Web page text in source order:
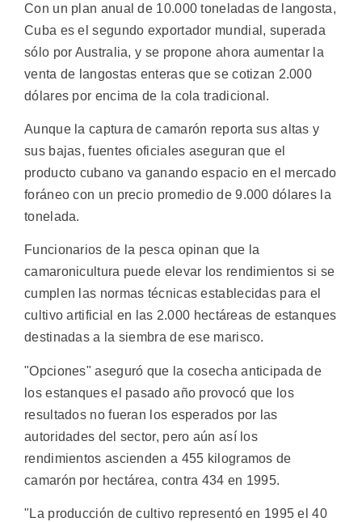
Con un plan anual de 10.000 toneladas de langosta,
Cuba es el segundo exportador mundial, superada
sólo por Australia, y se propone ahora aumentar la
venta de langostas enteras que se cotizan 2.000
dólares por encima de la cola tradicional.
Aunque la captura de camarón reporta sus altas y
sus bajas, fuentes oficiales aseguran que el
producto cubano va ganando espacio en el mercado
foráneo con un precio promedio de 9.000 dólares la
tonelada.
Funcionarios de la pesca opinan que la
camaronicultura puede elevar los rendimientos si se
cumplen las normas técnicas establecidas para el
cultivo artificial en las 2.000 hectáreas de estanques
destinadas a la siembra de ese marisco.
"Opciones" aseguró que la cosecha anticipada de
los estanques el pasado año provocó que los
resultados no fueran los esperados por las
autoridades del sector, pero aún así los
rendimientos ascienden a 455 kilogramos de
camarón por hectárea, contra 434 en 1995.
"La producción de cultivo representó en 1995 el 40